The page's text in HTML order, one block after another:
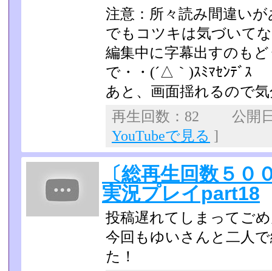
注意：所々読み間違い
でもコツキは気づいて
編集中に字幕出すのも
で・・(´△｀)ｽﾐﾏｾﾝﾃﾞｽ
あと、画面揺れるので
再生回数：82 公開
YouTubeで見る ]
〔総再生回数５０
実況プレイpart18
投稿遅れてしまってご
今回もゆいさんと二人
た！